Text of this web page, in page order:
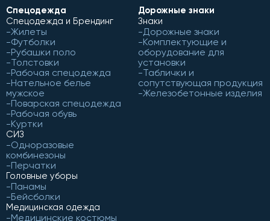
Спецодежда
Спецодежда и Брендинг
Жилеты
Футболки
Рубашки поло
Толстовки
Рабочая спецодежда
Нательное белье
мужское
Поварская спецодежда
Рабочая обувь
Куртки
СИЗ
Одноразовые
комбинезоны
Перчатки
Головные уборы
Панамы
Бейсболки
Медицинская одежда
Медицинские костюмы
Дорожные знаки
Знаки
Дорожные знаки
Комплектующие и
оборудование для
установки
Таблички и
сопутствующая продукция
Железобетонные изделия